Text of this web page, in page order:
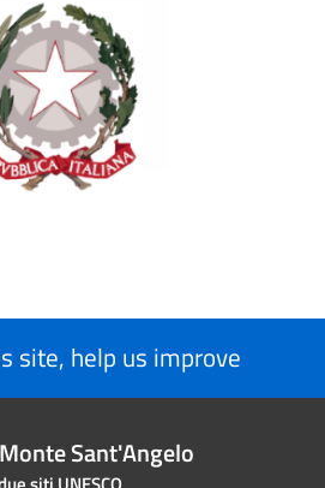
site, help us improve
Sant'Angelo